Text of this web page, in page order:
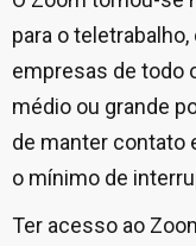
para o
empresas de todo
médio ou grande
de manter contato
o mínimo de
Ter acesso ao